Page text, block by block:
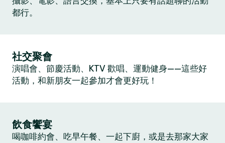
都行。
社交聚會
演唱會、節慶活動、KTV 歡唱、運動健身——這些好
活動，和新朋友一起參加才會更好玩！
飲食饗宴
喝咖啡約會、吃早午餐、一起下廚，或是去那家大家